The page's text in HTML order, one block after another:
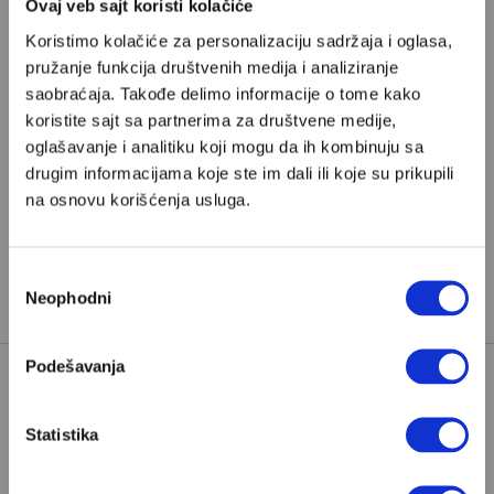
Ovaj veb sajt koristi kolačiće
Koristimo kolačiće za personalizaciju sadržaja i oglasa,
pružanje funkcija društvenih medija i analiziranje
saobraćaja. Takođe delimo informacije o tome kako
koristite sajt sa partnerima za društvene medije,
oglašavanje i analitiku koji mogu da ih kombinuju sa
drugim informacijama koje ste im dali ili koje su prikupili
na osnovu korišćenja usluga.
сагласности
Neophodni
Podešavanja
Statistika
Poštovani, da biste nastavili sa čitanjem naših
premium sadržaja, neophodno je da
odaberete jedan od planova pretplate.
Pretplata
Već imate nalog?
saradnik Velikih priča
TAGOVI: